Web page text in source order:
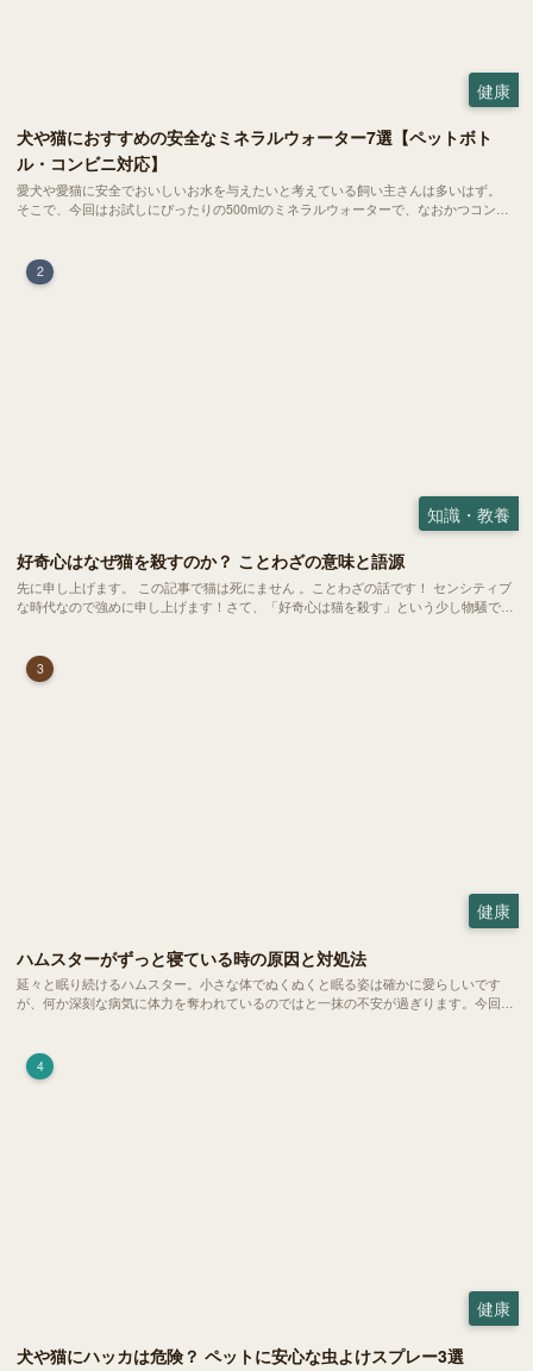
健康
犬や猫におすすめの安全なミネラルウォーター7選【ペットボト
ル・コンビニ対応】
愛犬や愛猫に安全でおいしいお水を与えたいと考えている飼い主さんは多いはず。
そこで、今回はお試しにぴったりの500mlのミネラルウォーターで、なおかつコンビ
2
知識・教養
好奇心はなぜ猫を殺すのか？ ことわざの意味と語源
先に申し上げます。 この記事で猫は死にません 。ことわざの話です！ センシティブ
な時代なので強めに申し上げます！さて、「好奇心は猫を殺す」という少し物騒で、
3
健康
ハムスターがずっと寝ている時の原因と対処法
延々と眠り続けるハムスター。小さな体でぬくぬくと眠る姿は確かに愛らしいです
が、何か深刻な病気に体力を奪われているのではと一抹の不安が過ぎります。今回
4
健康
犬や猫にハッカは危険？ ペットに安心な虫よけスプレー3選